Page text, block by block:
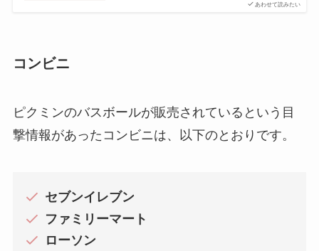
あわせて読みたい
コンビニ
ピクミンのバスボールが販売されているという目
撃情報があったコンビニは、以下のとおりです。
セブンイレブン
ファミリーマート
ローソン